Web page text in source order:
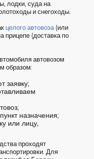
лодки, суда на
и снегоходы.
целого автовоза(или
прицепе (доставка по
автовозом
образом:
заявку;
назначения;
или лицу,
проходят
Для